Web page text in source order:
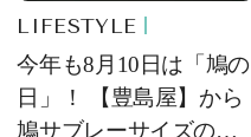
LIFESTYLE
今年も8月10日は「鳩の
日」！ 【豊島屋】から
鳩サブレーサイズのポ